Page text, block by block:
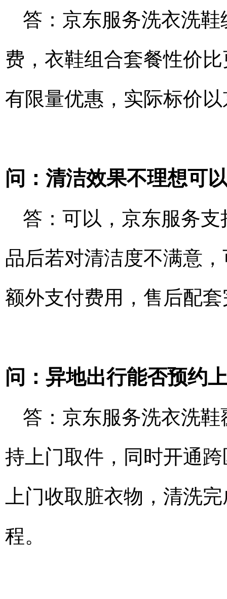
答：京东服务洗衣洗
费，衣鞋组合套餐性价
有限量优惠，实际标价
问：清洁效果不理想可
答：可以，京东服务
品后若对清洁度不满意
额外支付费用，售后配
问：异地出行能否预约
答：京东服务洗衣洗
持上门取件，同时开通
上门收取脏衣物，清洗
程。